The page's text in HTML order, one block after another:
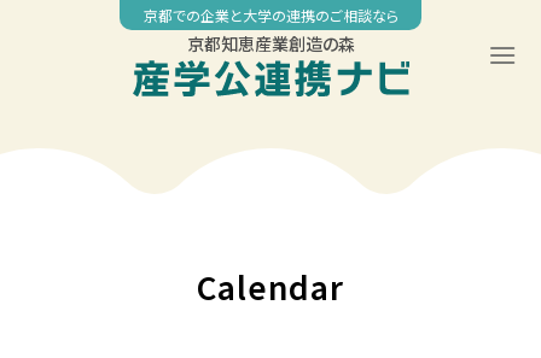
京都での企業と大学の連携のご相談なら
京都知恵産業創造の森
Calendar